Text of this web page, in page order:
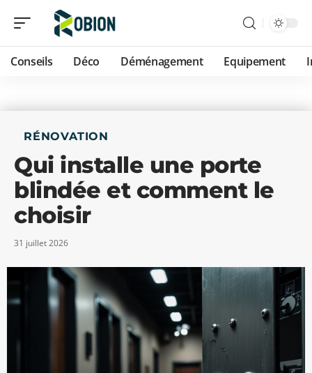
Conseils Déco Déménagement Equipement
RÉNOVATION
Qui installe une porte
blindée et comment le
choisir
31 juillet 2026